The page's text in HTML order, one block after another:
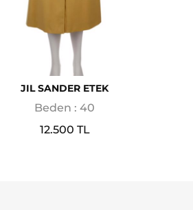
JIL SANDER ETEK
Beden : 40
12.500 TL